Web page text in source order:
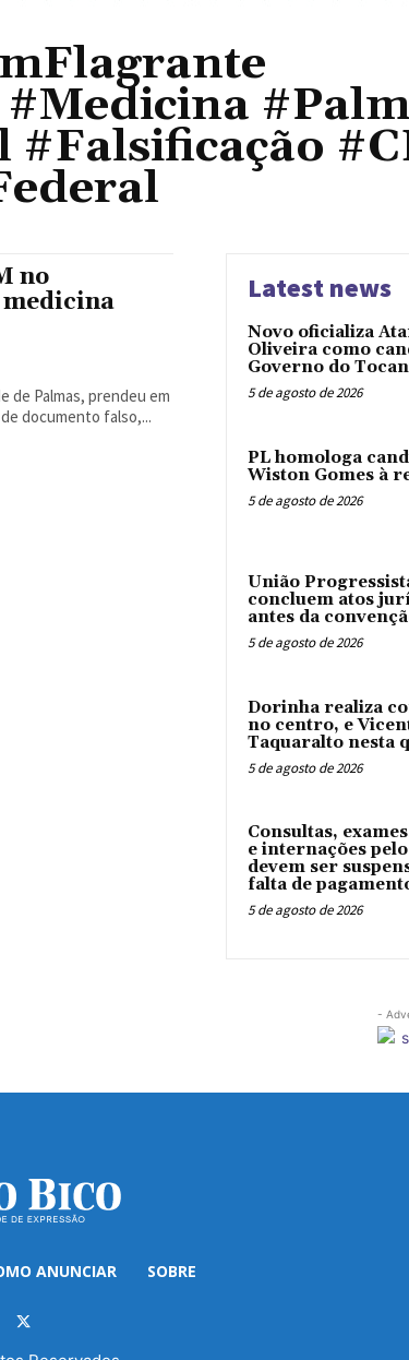
no
de Palmas, prendeu em
documento falso,...
Latest news
Novo oficializa
Oliveira como
Governo do
5 de agosto de 2026
PL homologa
Wiston Gomes à
5 de agosto de 2026
União
concluem atos
antes da
5 de agosto de 2026
Dorinha realiza
no centro, e
Taquaralto nesta
5 de agosto de 2026
Consultas,
e internações
devem ser
falta de
5 de agosto de 2026
-
ANUNCIAR SOBRE